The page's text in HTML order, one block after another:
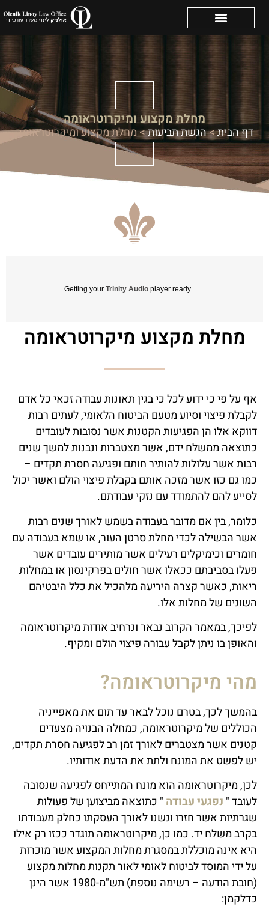
מחלת מקצוע ומיקרוטראומה
דף הבית>הגשת תביעות>מחלת מקצוע ומיקרוטראומה
Getting your Trinity Audio player ready...
מחלת מקצוע מיקרוטראומה
אף על פי כי ידוע לכל כי בגין תאונות עבודה זכאי כל אדם
לקבלת פיצוי וסיוע מטעם הביטוח הלאומי, לעתים רבות
דווקא אלו הן הפגיעות הקטנות אשר נסובות לעובדים
כתוצאה ממשלח ידם, אשר מצטברות ונבנות למשך שנים
רבות אשר עלולות להותיר חותם ופגיעה חסרת תקדים –
כמו גם כזו אשר מזכה אותם בקבלת פיצוי הולם ואשר יכול
לסייע להם להתמודד עם נזקי עבודתם.
כלומר, בין אם מדובר בעבודה בשמש לאורך שנים רבות
אשר הבשילה לכדי מחלת סרטן העור, או שמא בעבודה עם
חומרים וכימיקלים רעילים אשר מותירים עובדים אשר
פעלו בסביבתם ככאלו אשר חולים בפרקינסון או במחלות
ריאות, כאשר קצרה היריעה מלהכיל את כלל היבטיהם
השונים של מחלות אלו.
לפיכך, במאמר הקרוב נבאר ונרחיב אודות מיקרוטראומה
והאופן בו ניתן לקבל עבורה פיצוי הולם ומקיף.
מהי מיקרוטראומה?
בהמשך לכך, בטרם נוכל לבאר עד תום את מאפייניה
הכוללים של מיקרוטראומה, כמחלה הבנויה מצעדים
קטנים אשר מצטברים לאורך זמן רב לפגיעה חסרת תקדים,
יש לפשט את המונח ולתת את הדעת אודותיו.
לכן, מיקרוטראומה הוא מונח המתייחס לפגיעה שנסובה
לעובד "נפגעי עבודה" כתוצאה מביצוען של פעולות
שגרתיות אשר חזרו ונשנו לאורך העסקתו כחלק מעבודתו
בקרב משלח יד. כמו כן, מיקרוטראומה תוגדר ככזו רק אילו
היא אינה מוכללת במסגרת מחלות המקצוע אשר מוכרות
על ידי המוסד לביטוח לאומי לאור תקנות מחלות מקצוע
(חובת הודעה – רשימה נוספת) תש"מ-1980 אשר הינן
כדלקמן: